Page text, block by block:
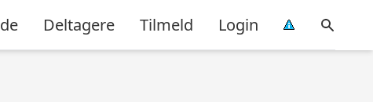
Deltagere Tilmeld Login